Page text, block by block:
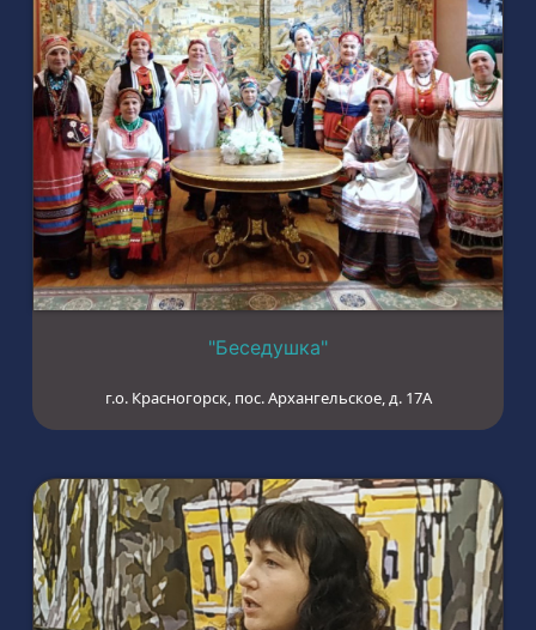
"Беседушка"
г.о. Красногорск, пос. Архангельское, д. 17А